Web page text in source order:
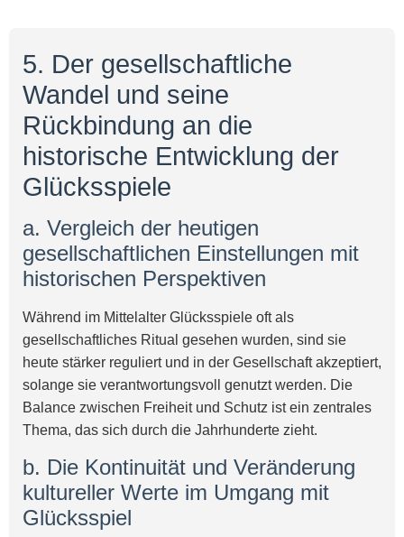
5. Der gesellschaftliche
Wandel und seine
Rückbindung an die
historische Entwicklung der
Glücksspiele
a. Vergleich der heutigen
gesellschaftlichen Einstellungen mit
historischen Perspektiven
Während im Mittelalter Glücksspiele oft als
gesellschaftliches Ritual gesehen wurden, sind sie
heute stärker reguliert und in der Gesellschaft akzeptiert,
solange sie verantwortungsvoll genutzt werden. Die
Balance zwischen Freiheit und Schutz ist ein zentrales
Thema, das sich durch die Jahrhunderte zieht.
b. Die Kontinuität und Veränderung
kultureller Werte im Umgang mit
Glücksspiel